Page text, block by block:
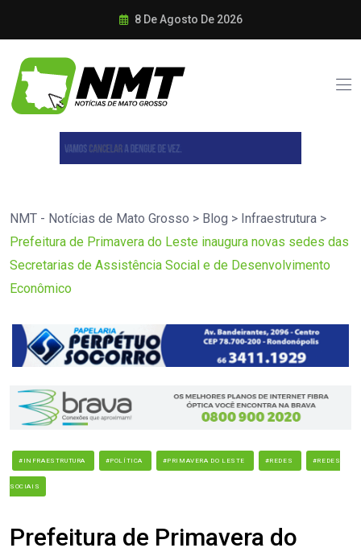
8 De Agosto De 2026
NMT - Notícias de Mato Grosso > Blog > Infraestrutura >
Prefeitura de Primavera do Leste inaugura novas sedes das
Secretarias de Assistência Social e de Desenvolvimento
Econômico
#INFRAESTRUTURA #POLÍTICA #PRIMAVERA DO LESTE #REDES #REDES
SOCIAIS
Prefeitura de Primavera do